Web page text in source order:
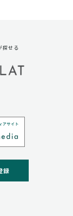
、お客様の個
ビスを提供す
、業務委託先
知、開示、訂
の漏洩防止に
探せる
録